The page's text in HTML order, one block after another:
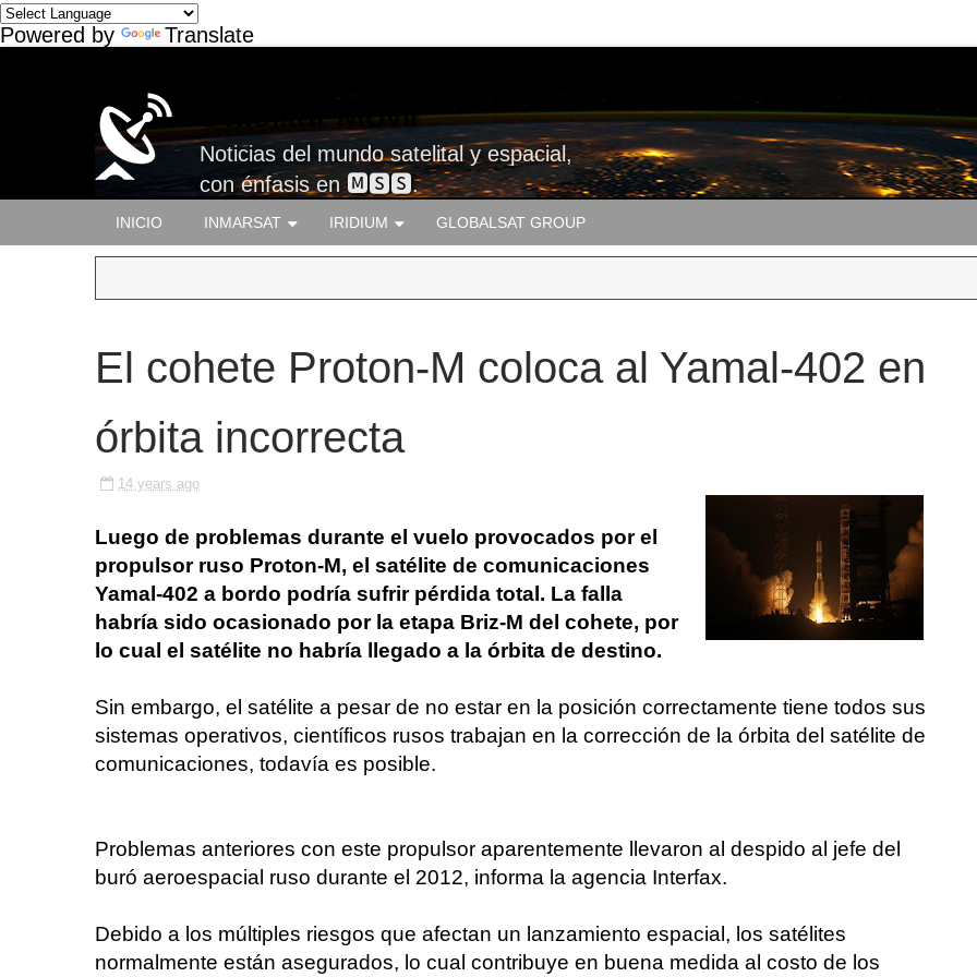
Powered by Translate
Satelital-Móvil
Noticias del mundo satelital y espacial,
con énfasis en 🅼🆂🆂.
INICIO INMARSAT IRIDIUM GLOBALSAT GROUP
El cohete Proton-M coloca al Yamal-402 en
órbita incorrecta
14 years ago
Luego de problemas durante el vuelo provocados por el
propulsor ruso Proton-M, el satélite de comunicaciones
Yamal-402 a bordo podría sufrir pérdida total. La falla
habría sido ocasionado por la etapa Briz-M del cohete, por
lo cual el satélite no habría llegado a la órbita de destino.
Sin embargo, el satélite a pesar de no estar en la posición correctamente tiene todos sus
sistemas operativos, científicos rusos trabajan en la corrección de la órbita del satélite de
comunicaciones, todavía es posible.
Problemas anteriores con este propulsor aparentemente llevaron al despido al jefe del
buró aeroespacial ruso durante el 2012, informa la agencia Interfax.
Debido a los múltiples riesgos que afectan un lanzamiento espacial, los satélites
normalmente están asegurados, lo cual contribuye en buena medida al costo de los